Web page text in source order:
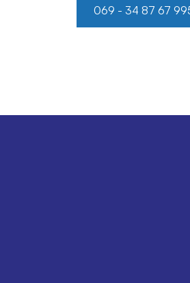
069 - 34 87 67